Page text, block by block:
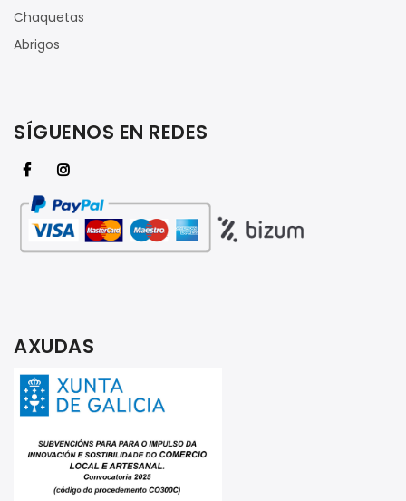
Chaquetas
Abrigos
SÍGUENOS EN REDES
AXUDAS